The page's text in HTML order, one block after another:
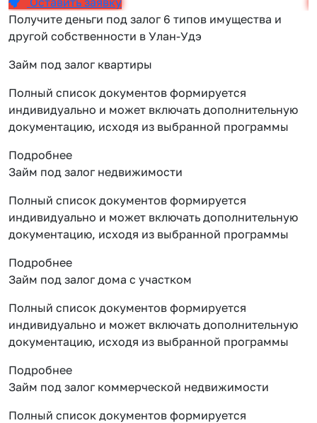
Получите деньги под залог 6 типов имущества и
другой собственности в Улан-Удэ
Займ под залог квартиры
Полный список документов формируется
индивидуально и может включать дополнительную
документацию, исходя из выбранной программы
Подробнее
Займ под залог недвижимости
Полный список документов формируется
индивидуально и может включать дополнительную
документацию, исходя из выбранной программы
Подробнее
Займ под залог дома с участком
Полный список документов формируется
индивидуально и может включать дополнительную
документацию, исходя из выбранной программы
Подробнее
Займ под залог коммерческой недвижимости
Полный список документов формируется